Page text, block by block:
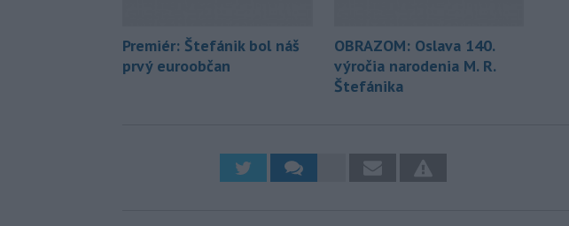
Premiér: Štefánik bol náš
prvý euroobčan
OBRAZOM: Oslava 140.
výročia narodenia M. R.
Štefánika